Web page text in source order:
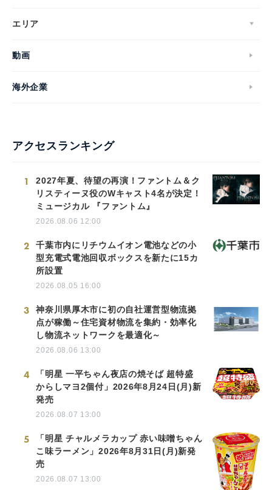
エリア
動画
海外企業
アクセスランキング
1
2027年夏、待望の再演！ファントム＆ク
リスティーヌ役のWキャスト4名が決定！
ミュージカル 『ファントム』
2026.08.06 12:00
2
千葉市内にリチウムイオン電池などの小
型充電式電池回収ボックスを新たに15カ
所設置
2026.08.05 16:00
3
神奈川県厚木市に初の自社運営型物流拠
点が稼働～住宅資材物流を集約・効率化
し物流ネットワークを最適化～
2026.08.06 13:00
4
「明星 一平ちゃん夜店の焼そば 超特盛
からしマヨ2個付」2026年8月24日(月)新
発売
2026.08.07 13:00
5
「明星 チャルメラカップ 赤い味噌ちゃん
こ味ラーメン」2026年8月31日(月)新発
売
2026.08.07 13:00